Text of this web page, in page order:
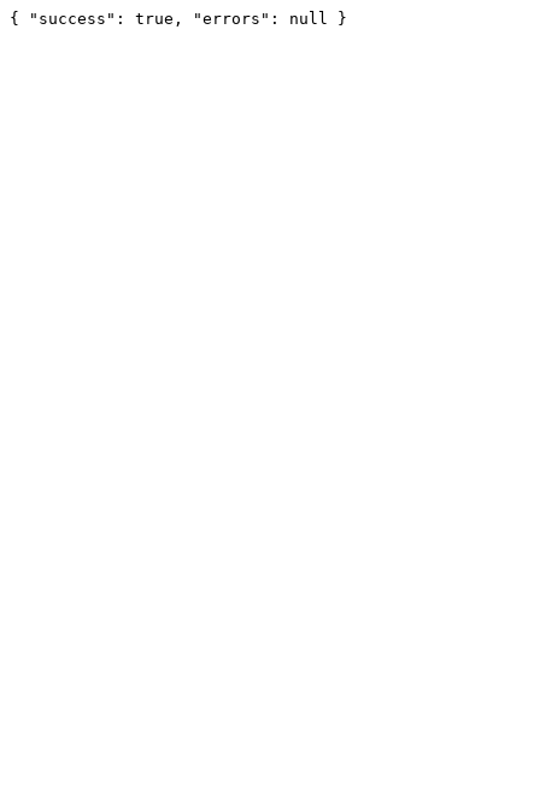
{ "success": true, "errors": null }